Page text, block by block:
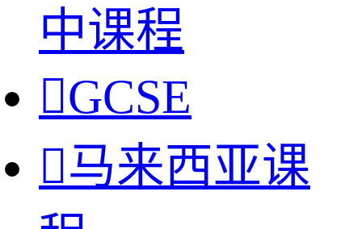
中课程
GCSE
马来西亚课